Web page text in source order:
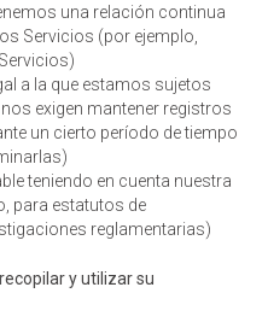
una relación continua
Servicios (por ejemplo,
a la que estamos sujetos
exigen mantener registros
un cierto período de tiempo
teniendo en cuenta nuestra
para estatutos de
reglamentarias)
y utilizar su